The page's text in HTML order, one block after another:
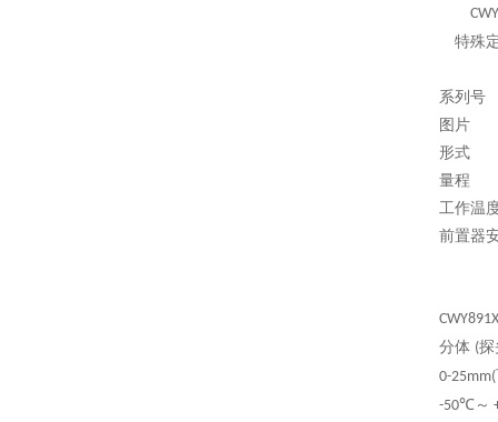
特殊
系列号
图片
形式
量程
工作温
前置器
分体 (探
0-25mm(
-50℃～